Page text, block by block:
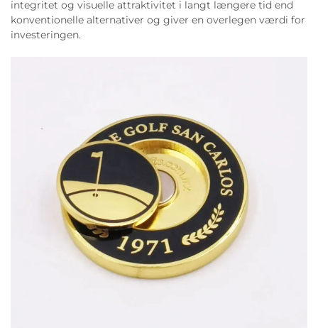
integritet og visuelle attraktivitet i langt længere tid end
konventionelle alternativer og giver en overlegen værdi for
investeringen.